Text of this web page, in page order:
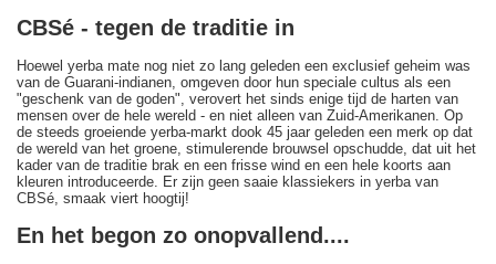
CBSé - tegen de traditie in
Hoewel yerba mate nog niet zo lang geleden een exclusief geheim was
van de Guarani-indianen, omgeven door hun speciale cultus als een
"geschenk van de goden", verovert het sinds enige tijd de harten van
mensen over de hele wereld - en niet alleen van Zuid-Amerikanen. Op
de steeds groeiende yerba-markt dook 45 jaar geleden een merk op dat
de wereld van het groene, stimulerende brouwsel opschudde, dat uit het
kader van de traditie brak en een frisse wind en een hele koorts aan
kleuren introduceerde. Er zijn geen saaie klassiekers in yerba van
CBSé, smaak viert hoogtij!
En het begon zo onopvallend....